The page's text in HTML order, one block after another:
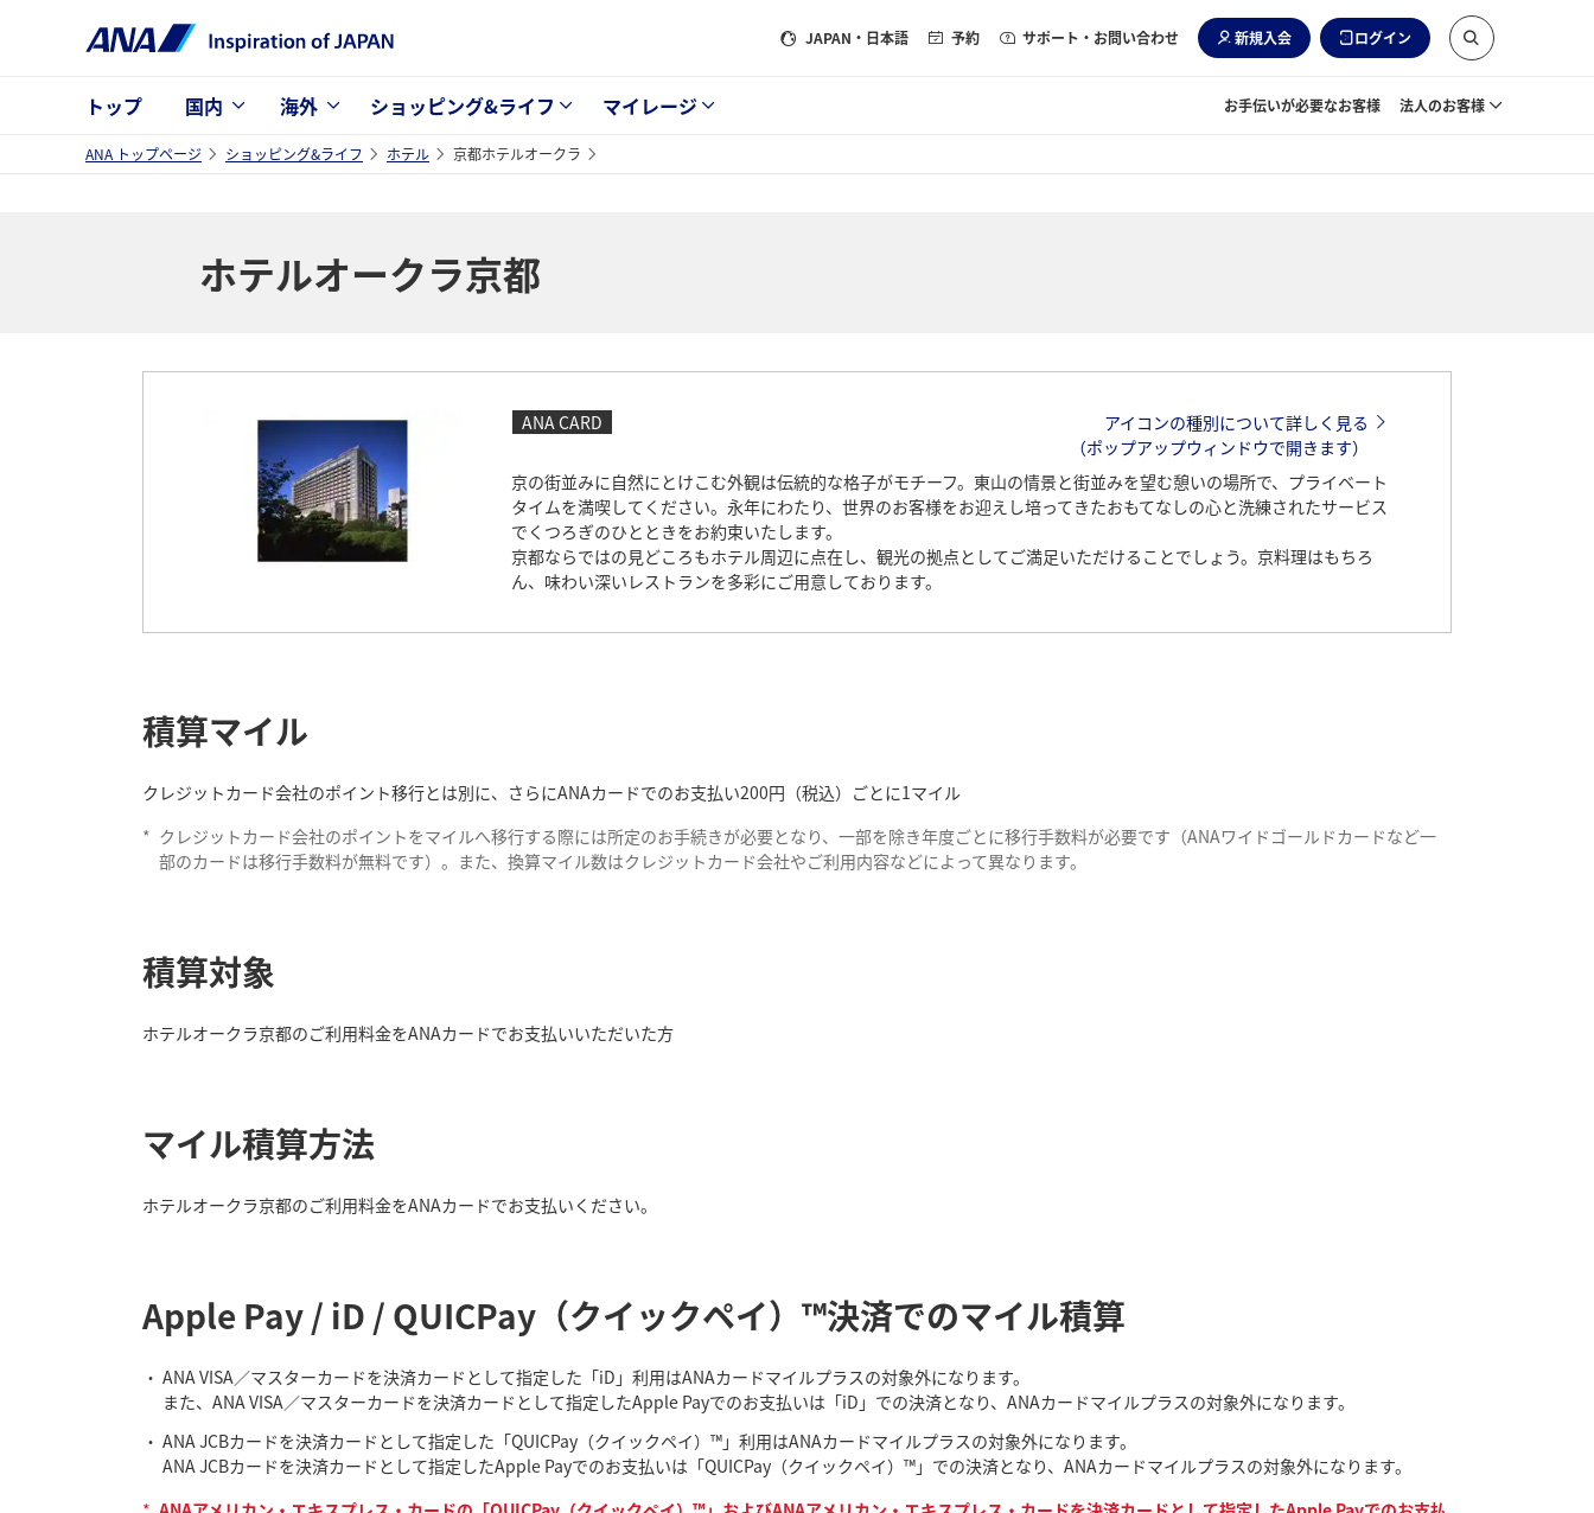
JAPAN ・日本語 予約 サポート・お問い合わせ 新規入会 ログイン
トップ 国内 海外 ショッピング&ライフ マイレージ お手伝いが必要なお客様 法人のお客様
ANA トップページ ショッピング&ライフ ホテル 京都ホテルオークラ
ホテルオークラ京都
ANA CARD
アイコンの種別について詳しく見る
（ポップアップウィンドウで開きます）
京の街並みに自然にとけこむ外観は伝統的な格子がモチーフ。東山の情景と街並みを望む憩いの場所で、プライベート
タイムを満喫してください。永年にわたり、世界のお客様をお迎えし培ってきたおもてなしの心と洗練されたサービス
でくつろぎのひとときをお約束いたします。
京都ならではの見どころもホテル周辺に点在し、観光の拠点としてご満足いただけることでしょう。京料理はもちろ
ん、味わい深いレストランを多彩にご用意しております。
積算マイル
クレジットカード会社のポイント移行とは別に、さらにANAカードでのお支払い200円（税込）ごとに1マイル
* クレジットカード会社のポイントをマイルへ移行する際には所定のお手続きが必要となり、一部を除き年度ごとに移行手数料が必要です（ANAワイドゴールドカードなど一
部のカードは移行手数料が無料です）。また、換算マイル数はクレジットカード会社やご利用内容などによって異なります。
積算対象
ホテルオークラ京都のご利用料金をANAカードでお支払いいただいた方
マイル積算方法
ホテルオークラ京都のご利用料金をANAカードでお支払いください。
Apple Pay / iD / QUICPay（クイックペイ）™決済でのマイル積算
ANA VISA／マスターカードを決済カードとして指定した「iD」利用はANAカードマイルプラスの対象外になります。
また、ANA VISA／マスターカードを決済カードとして指定したApple Payでのお支払いは「iD」での決済となり、ANAカードマイルプラスの対象外になります。
ANA JCBカードを決済カードとして指定した「QUICPay（クイックペイ）™」利用はANAカードマイルプラスの対象外になります。
ANA JCBカードを決済カードとして指定したApple Payでのお支払いは「QUICPay（クイックペイ）™」での決済となり、ANAカードマイルプラスの対象外になります。